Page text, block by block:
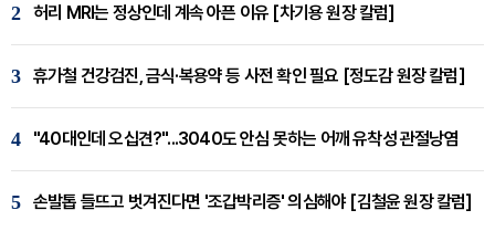
2 허리 MRI는 정상인데 계속 아픈 이유 [차기용 원장 칼럼]
3 휴가철 건강검진, 금식·복용약 등 사전 확인 필요 [정도감 원장 칼럼]
4 "40대인데 오십견?"...3040도 안심 못하는 어깨 유착성 관절낭염
5 손발톱 들뜨고 벗겨진다면 '조갑박리증' 의심해야 [김철윤 원장 칼럼]